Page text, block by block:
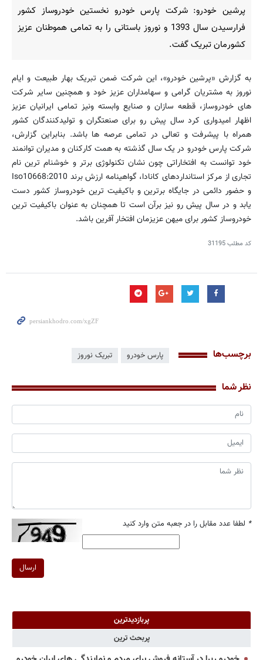
پرشین خودرو: شرکت پارس خودرو نخستین خودروساز کشور
فرارسیدن سال 1393 و نوروز باستانی را به تمامی هموطنان عزیز
کشورمان تبریک گفت.
به گزارش «پرشین خودرو»، این شرکت ضمن تبریک بهار طبیعت و ایام
نوروز به مشتریان گرامی و سهامداران عزیز خود و همچنین سایر شرکت
های خودروساز، قطعه سازان و صنایع وابسته ونیز تمامی ایرانیان عزیز
اظهار امیدواری کرد سال پیش رو برای صنعتگران و تولیدکنندگان کشور
همراه با پیشرفت و تعالی در تمامی عرصه ها باشد. بنابراین گزارش،
شرکت پارس خودرو در یک سال گذشته به همت کارکنان و مدیران توانمند
خود توانست به افتخاراتی چون نشان تکنولوژی برتر و خوشنام ترین نام
تجاری از مرکز استانداردهای کانادا، گواهینامه ارزش برند Iso10668:2010
و حضور دائمی در جایگاه برترین و باکیفیت ترین خودروساز کشور دست
یابد و در سال پیش رو نیز برآن است تا همچنان به عنوان باکیفیت ترین
خودروساز کشور برای میهن عزیزمان افتخار آفرین باشد.
کد مطلب31195
برچسب‌ها پارس خودرو تبریک نوروز
نظر شما
* لطفا عدد مقابل را در جعبه متن وارد کنید
ارسال
پربازدیدترین
پربحث ترین